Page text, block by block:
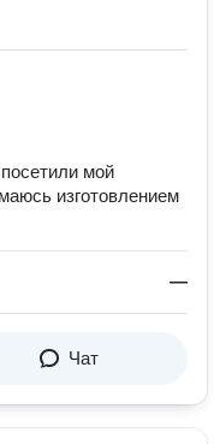
мой
изготовлением
—
Чат